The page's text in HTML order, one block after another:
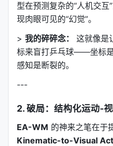
型在预测复杂的“人机交互
现肉眼可见的“幻觉”。
> 我的碎碎念：
这就像是
标来盲打乒乓球——坐标
感知是断裂的。
---
2. 破局：结构化运动-
EA-WM 的神来之笔在于
Kinematic-to-Visual